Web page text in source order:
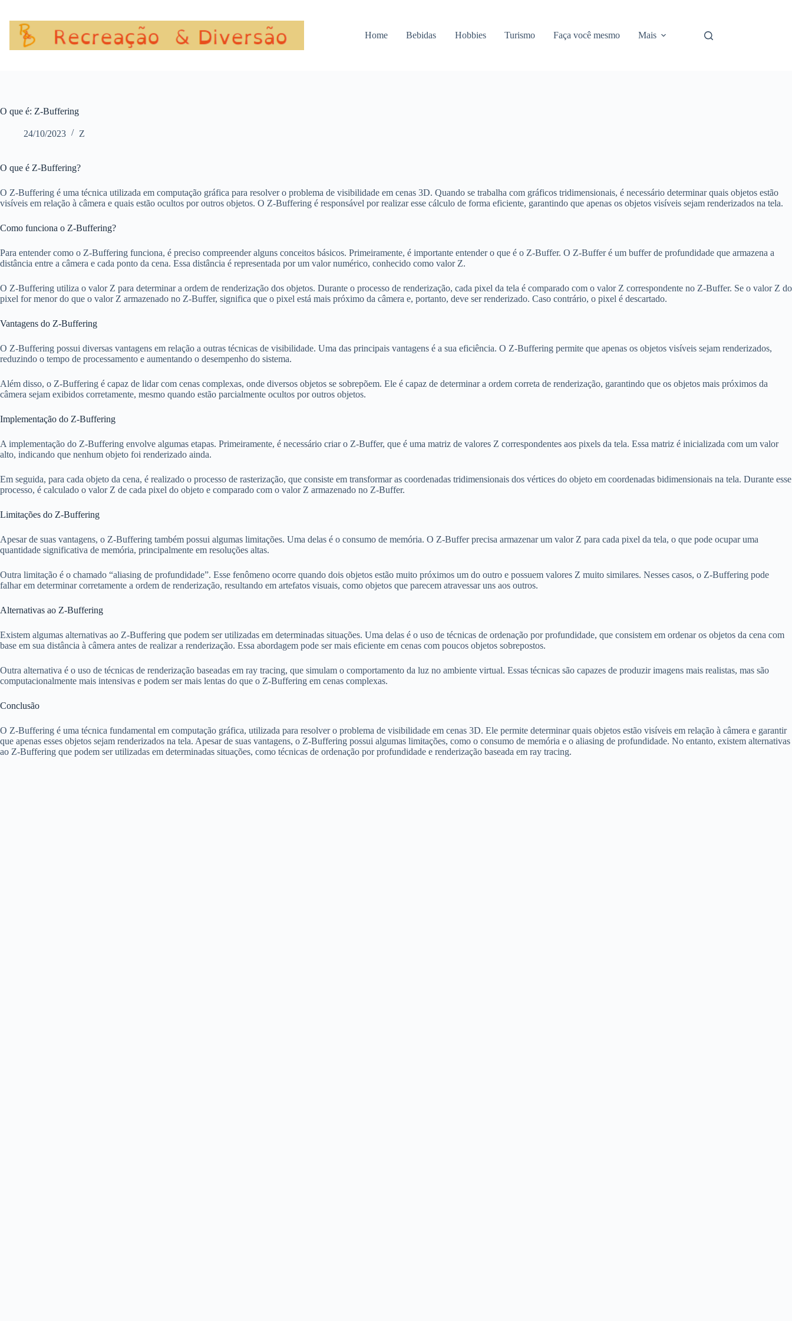
conteúdo
Home Bebidas Hobbies Turismo Faça você mesmo Mais
O que é: Z-Buffering
24/10/2023 Z
O que é Z-Buffering?
O Z-Buffering é uma técnica utilizada em computação gráfica para resolver o problema de visibilidade em cenas 3D. Quando se trabalha com gráficos tridimensionais, é necessário determinar quais objetos estão
visíveis em relação à câmera e quais estão ocultos por outros objetos. O Z-Buffering é responsável por realizar esse cálculo de forma eficiente, garantindo que apenas os objetos visíveis sejam renderizados na tela.
Como funciona o Z-Buffering?
Para entender como o Z-Buffering funciona, é preciso compreender alguns conceitos básicos. Primeiramente, é importante entender o que é o Z-Buffer. O Z-Buffer é um buffer de profundidade que armazena a
distância entre a câmera e cada ponto da cena. Essa distância é representada por um valor numérico, conhecido como valor Z.
O Z-Buffering utiliza o valor Z para determinar a ordem de renderização dos objetos. Durante o processo de renderização, cada pixel da tela é comparado com o valor Z correspondente no Z-Buffer. Se o valor Z do
pixel for menor do que o valor Z armazenado no Z-Buffer, significa que o pixel está mais próximo da câmera e, portanto, deve ser renderizado. Caso contrário, o pixel é descartado.
Vantagens do Z-Buffering
O Z-Buffering possui diversas vantagens em relação a outras técnicas de visibilidade. Uma das principais vantagens é a sua eficiência. O Z-Buffering permite que apenas os objetos visíveis sejam renderizados,
reduzindo o tempo de processamento e aumentando o desempenho do sistema.
Além disso, o Z-Buffering é capaz de lidar com cenas complexas, onde diversos objetos se sobrepõem. Ele é capaz de determinar a ordem correta de renderização, garantindo que os objetos mais próximos da
câmera sejam exibidos corretamente, mesmo quando estão parcialmente ocultos por outros objetos.
Implementação do Z-Buffering
A implementação do Z-Buffering envolve algumas etapas. Primeiramente, é necessário criar o Z-Buffer, que é uma matriz de valores Z correspondentes aos pixels da tela. Essa matriz é inicializada com um valor
alto, indicando que nenhum objeto foi renderizado ainda.
Em seguida, para cada objeto da cena, é realizado o processo de rasterização, que consiste em transformar as coordenadas tridimensionais dos vértices do objeto em coordenadas bidimensionais na tela. Durante esse
processo, é calculado o valor Z de cada pixel do objeto e comparado com o valor Z armazenado no Z-Buffer.
Limitações do Z-Buffering
Apesar de suas vantagens, o Z-Buffering também possui algumas limitações. Uma delas é o consumo de memória. O Z-Buffer precisa armazenar um valor Z para cada pixel da tela, o que pode ocupar uma
quantidade significativa de memória, principalmente em resoluções altas.
Outra limitação é o chamado “aliasing de profundidade”. Esse fenômeno ocorre quando dois objetos estão muito próximos um do outro e possuem valores Z muito similares. Nesses casos, o Z-Buffering pode
falhar em determinar corretamente a ordem de renderização, resultando em artefatos visuais, como objetos que parecem atravessar uns aos outros.
Alternativas ao Z-Buffering
Existem algumas alternativas ao Z-Buffering que podem ser utilizadas em determinadas situações. Uma delas é o uso de técnicas de ordenação por profundidade, que consistem em ordenar os objetos da cena com
base em sua distância à câmera antes de realizar a renderização. Essa abordagem pode ser mais eficiente em cenas com poucos objetos sobrepostos.
Outra alternativa é o uso de técnicas de renderização baseadas em ray tracing, que simulam o comportamento da luz no ambiente virtual. Essas técnicas são capazes de produzir imagens mais realistas, mas são
computacionalmente mais intensivas e podem ser mais lentas do que o Z-Buffering em cenas complexas.
Conclusão
O Z-Buffering é uma técnica fundamental em computação gráfica, utilizada para resolver o problema de visibilidade em cenas 3D. Ele permite determinar quais objetos estão visíveis em relação à câmera e garantir
que apenas esses objetos sejam renderizados na tela. Apesar de suas vantagens, o Z-Buffering possui algumas limitações, como o consumo de memória e o aliasing de profundidade. No entanto, existem alternativas
ao Z-Buffering que podem ser utilizadas em determinadas situações, como técnicas de ordenação por profundidade e renderização baseada em ray tracing.